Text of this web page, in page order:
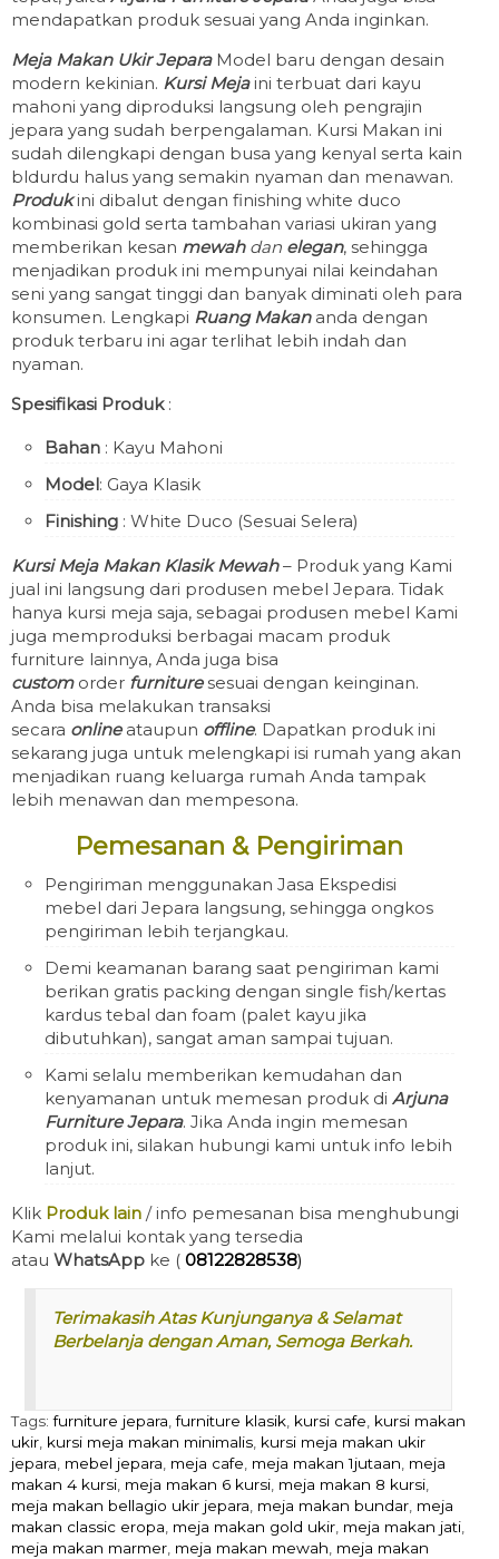
mendapatkan produk sesuai yang Anda inginkan.
Meja Makan Ukir Jepara Model baru dengan desain
modern kekinian. Kursi Mejaini terbuat dari kayu
mahoni yang diproduksi langsung oleh pengrajin
jepara yang sudah berpengalaman. Kursi Makan ini
sudah dilengkapi dengan busa yang kenyal serta kain
bldurdu halus yang semakin nyaman dan menawan.
Produkini dibalut dengan finishing white duco
kombinasi gold serta tambahan variasi ukiran yang
memberikan kesan mewah dan elegan, sehingga
menjadikan produk ini mempunyai nilai keindahan
seni yang sangat tinggi dan banyak diminati oleh para
konsumen. Lengkapi Ruang Makan anda dengan
produk terbaru ini agar terlihat lebih indah dan
nyaman.
Spesifikasi Produk:
Bahan : Kayu Mahoni
Model: Gaya Klasik
Finishing : White Duco (Sesuai Selera)
Kursi Meja Makan Klasik Mewah– Produk yang Kami
jual ini langsung dari produsen mebel Jepara. Tidak
hanya kursi meja saja, sebagai produsen mebel Kami
juga memproduksi berbagai macam produk
furniture lainnya, Anda juga bisa
customorder furnituresesuai dengan keinginan.
Anda bisa melakukan transaksi
secara onlineataupun offline. Dapatkan produk ini
sekarang juga untuk melengkapi isi rumah yang akan
menjadikan ruang keluarga rumah Anda tampak
lebih menawan dan mempesona.
Pemesanan & Pengiriman
Pengiriman menggunakan Jasa Ekspedisi
mebel dari Jepara langsung, sehingga ongkos
pengiriman lebih terjangkau.
Demi keamanan barang saat pengiriman kami
berikan gratis packing dengan single fish/kertas
kardus tebal dan foam (palet kayu jika
dibutuhkan), sangat aman sampai tujuan.
Kami selalu memberikan kemudahan dan
kenyamanan untuk memesan produk di Arjuna
Furniture Jepara. Jika Anda ingin memesan
produk ini, silakan hubungi kami untuk info lebih
lanjut.
Klik Produk lain / info pemesanan bisa menghubungi
Kami melalui kontak yang tersedia
atau WhatsApp ke ( 08122828538)
Terimakasih Atas Kunjunganya & Selamat
Berbelanja dengan Aman, Semoga Berkah.
Tags:furniture jepara,furniture klasik, kursi cafe, kursi makan
ukir, kursi meja makan minimalis, kursi meja makan ukir
jepara, mebel jepara, meja cafe, meja makan 1jutaan, meja
makan 4 kursi, meja makan 6 kursi, meja makan 8 kursi,
meja makan bellagio ukir jepara, meja makan bundar, meja
makan classic eropa, meja makan gold ukir, meja makan jati,
meja makan marmer, meja makan mewah, meja makan